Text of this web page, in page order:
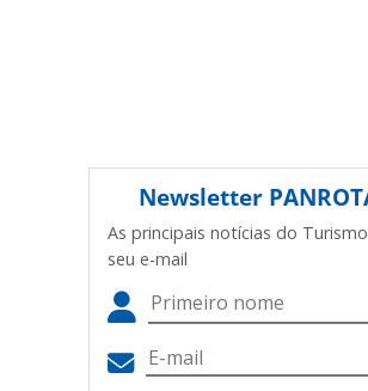
Newsletter
As principais notícias do
seu e-mail